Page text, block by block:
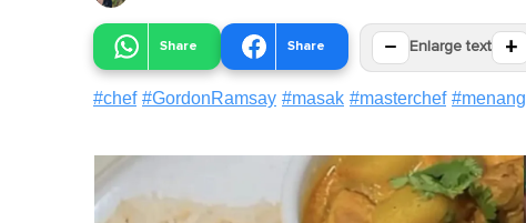
Share Share − Enlarge text +
#chef #GordonRamsay #masak #masterchef #menang